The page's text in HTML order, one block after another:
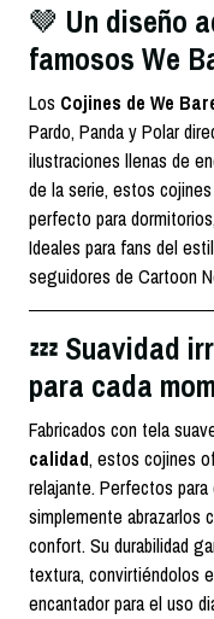
🤎 Un diseño
famosos We
Los Cojines de We
Pardo, Panda y Polar
ilustraciones llenas de
de la serie, estos
perfecto para
Ideales para fans del
seguidores de Cartoon
💤 Suavidad
para cada
Fabricados con tela
calidad, estos cojines
relajante. Perfectos
simplemente abrazarlos
confort. Su durabilidad
textura, convirtiéndolos
encantador para el uso